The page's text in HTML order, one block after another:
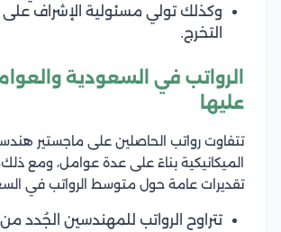
وكذلك تولي مسئولية الإشراف
التخرج.
الرواتب في السعودية
عليها
تتفاوت رواتب الحاصلين على ماجستير
الميكانيكية بناءً على عدة عوامل، ومع
تقديرات عامة حول متوسط الرواتب في